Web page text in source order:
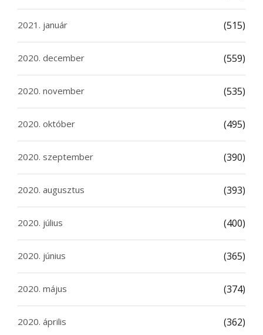
2021. január (515)
2020. december (559)
2020. november (535)
2020. október (495)
2020. szeptember (390)
2020. augusztus (393)
2020. július (400)
2020. június (365)
2020. május (374)
2020. április (362)